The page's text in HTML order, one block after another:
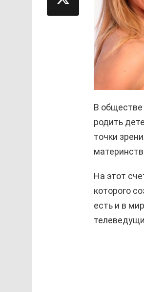
В
родить
точки
На этот
которого
есть и в